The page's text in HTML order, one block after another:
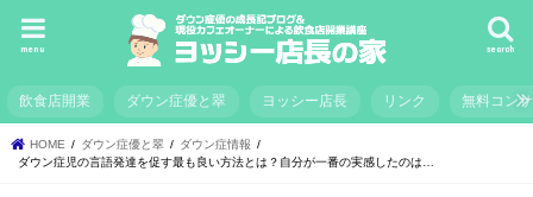
search
menu
飲食店開業 ダウン症優と翠 ヨッシー店長 リンク 無料コン
HOME ダウン症優と翠
ダウン症情報
ダウン症児の言語発達を促す最も良い方法とは？自分が一番の実感したのは…